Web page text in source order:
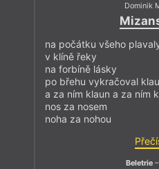
Dominik
na počátku všeho
v klíně řeky
na forbíně lásky
po břehu vykračoval
a za ním klaun a za ním
nos za nosem
noha za nohou
Beletrie